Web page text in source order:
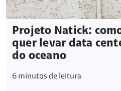
Projeto Natick:
quer levar data
do oceano
6 minutos de leitura